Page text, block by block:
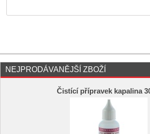
NEJPRODÁVANĚJŠÍ ZBOŽÍ
Čistící přípravek kapalina